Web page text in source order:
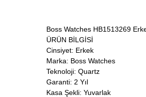
Boss Watches HB1513269
ÜRÜN BİLGİSİ
Cinsiyet: Erkek
Marka: Boss Watches
Teknoloji: Quartz
Garanti: 2 Yıl
Kasa Şekli: Yuvarlak